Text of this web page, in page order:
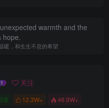
warmth and the
hope.
暖，和生生不息的希望
关注
0 12.3W+ 46.9W+